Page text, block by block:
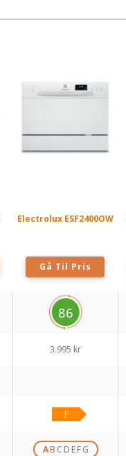
Electrolux ESF2400OW
Gå Til Pris
86
3.995 kr
A B C D E F G